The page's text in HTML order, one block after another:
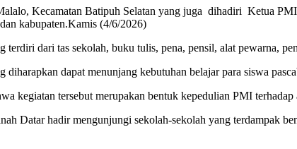
Kecamatan Batipuh Selatan yang juga dihadiri Ketua
kabupaten.Kamis (4/6/2026)
dari tas sekolah, buku tulis, pena, pensil, alat pewarna,
dapat menunjang kebutuhan belajar para siswa
kegiatan tersebut merupakan bentuk kepedulian PMI
Datar hadir mengunjungi sekolah-sekolah yang terdampak